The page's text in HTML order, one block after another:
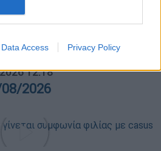
Data Access Privacy Policy
και Λαλιώτου
12:18
2026